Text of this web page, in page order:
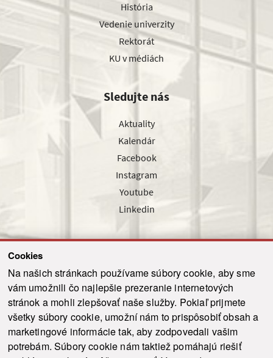
Cookies
Na našich stránkach používame súbory cookie, aby sme
vám umožnili čo najlepšie prezeranie internetových
stránok a mohli zlepšovať naše služby. Pokiaľ prijmete
všetky súbory cookie, umožní nám to prispôsobiť obsah a
marketingové informácie tak, aby zodpovedali vašim
potrebám. Súbory cookie nám taktiež pomáhajú riešiť
História
Vedenie univerzity
Rektorát
KU v médiách
Sledujte nás
Aktuality
Kalendár
Facebook
Instagram
Youtube
Linkedin
Odoslať